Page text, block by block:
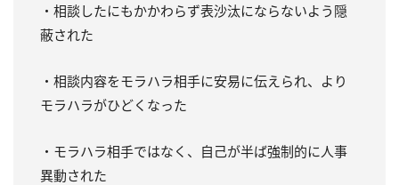
・相談したにもかかわらず表沙汰にならないよう隠
蔽された
・相談内容をモラハラ相手に安易に伝えられ、より
モラハラがひどくなった
・モラハラ相手ではなく、自己が半ば強制的に人事
異動された